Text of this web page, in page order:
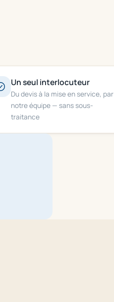
Un seul interlocuteur
Du devis à la mise en service, par
notre équipe — sans sous-
traitance